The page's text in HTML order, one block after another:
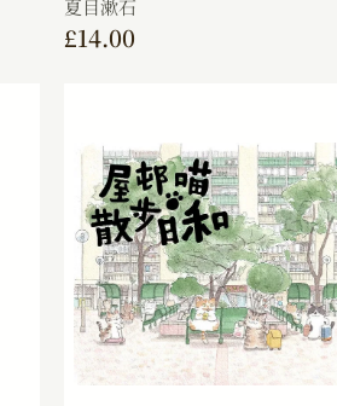
夏目漱石
£14.00